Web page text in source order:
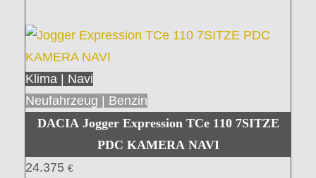
Klima | Navi
Neufahrzeug | Benzin
DACIA Jogger Expression TCe 110 7SITZE
PDC KAMERA NAVI
24.375 €